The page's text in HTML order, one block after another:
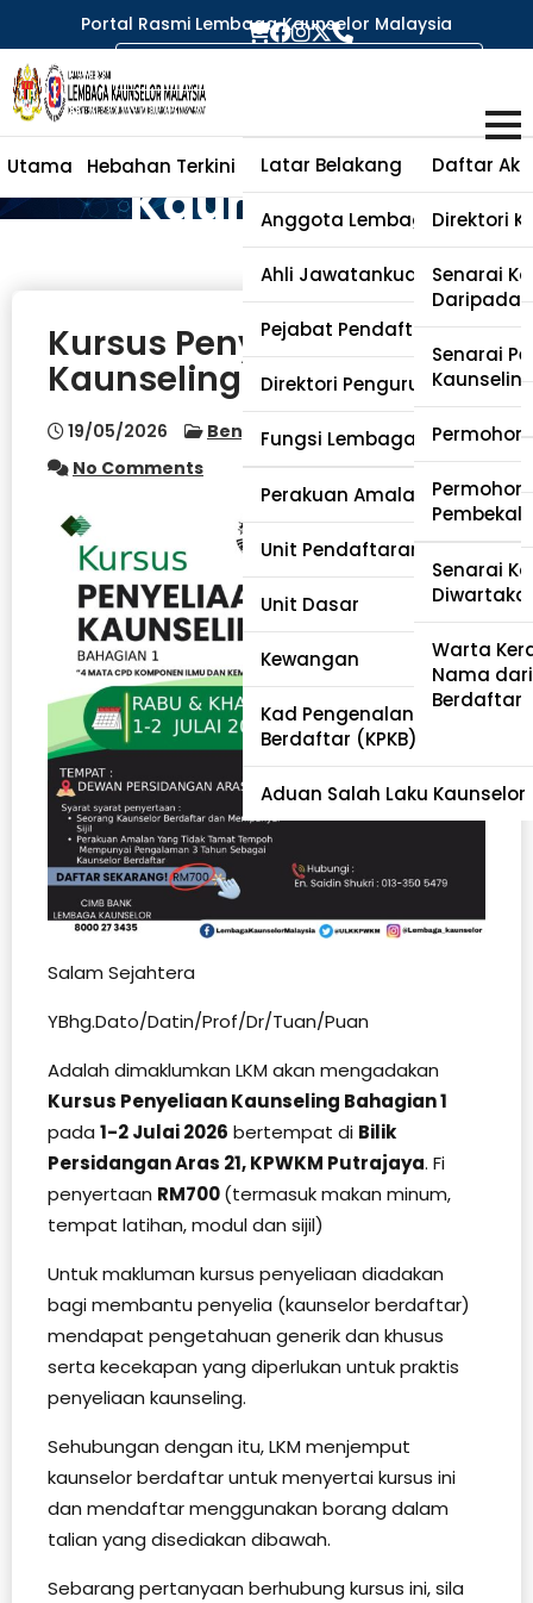
Portal Rasmi Lembaga Kaunselor Malaysia
Utama Hebahan Terkini Perihal Lembaga
Latar Belakang
Anggota Lembaga
Ahli Jawatankuasa Kecil
Pejabat Pendaftar
Direktori Pengurusan
Fungsi Lembaga Kaunselor
Soalan Lazim
Perakuan Amalan (PA)
Unit Pendaftaran dan
Unit Dasar
Kewangan
Kad Pengenalan Kaunselor
Berdaftar (KPKB)
Aduan Salah Laku Kaunselor
Kaunselor
Daftar
Direktori
Senarai
Daripada
Senarai
Pembekal
Pewartaan
Senarai
Warta
Nama
Berdaftar
Tabung
Kursus
Penyeliaan
Kaunseling
Bahagian 1
Kursus Penyeliaan
Kaunseling Bahagian 1
19/05/2026
Bengkel & Kursus
No Comments
Salam Sejahtera
YBhg.Dato/Datin/Prof/Dr/Tuan/Puan
Adalah dimaklumkan LKM akan mengadakan
Kursus Penyeliaan Kaunseling Bahagian 1
pada 1-2 Julai 2026 bertempat di Bilik
Persidangan Aras 21, KPWKM Putrajaya. Fi
penyertaan RM700(termasuk makan minum,
tempat latihan, modul dan sijil)
Untuk makluman kursus penyeliaan diadakan
bagi membantu penyelia (kaunselor berdaftar)
mendapat pengetahuan generik dan khusus
serta kecekapan yang diperlukan untuk praktis
penyeliaan kaunseling.
Sehubungan dengan itu, LKM menjemput
kaunselor berdaftar untuk menyertai kursus ini
dan mendaftar menggunakan borang dalam
talian yang disediakan dibawah.
Sebarang pertanyaan berhubung kursus ini, sila